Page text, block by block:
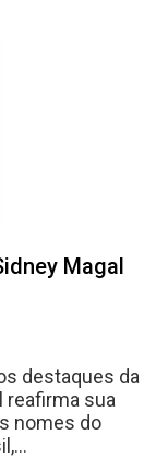
Magal
destaques da
reafirma sua
nomes do